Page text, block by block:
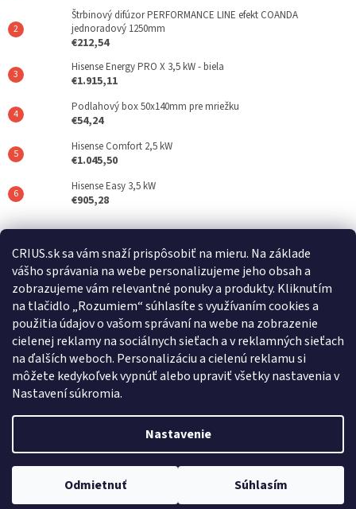
CRIUS.sk sa vám snaží prispôsobiť na mieru. Na základe
vášho správania na webe personalizujeme jeho obsah a
zobrazujeme vám relevantné ponuky a produkty. Kliknutím
na tlačidlo „Rozumiem“ súhlasíte s využívaním cookies a
použitia údajov o vašom správaní na webe na zobrazenie
cielenej reklamy na sociálnych sieťach a v reklamných sieťach
na ďalších weboch. Personalizáciu a cielenú reklamu si
môžete kedykoľvek vypnúť alebo upraviť všetky nastavenia v
Nastavení súkromia.
Nastavenie
Odmietnuť Súhlasím
Štrbinový difúzor PERFORMANCE LINE efekt COANDA
jednoradový 1250mm
€212,54
Hisense Energy PRO X 3,5 kW - biela
€1.915,11
Podlahový box 50x140mm pre mriežku
€54,24
Hisense Comfort 2,5 kW
€1.045,50
Hisense Easy 3,5 kW
€905,28
Posledné hodnotenie produktov
REFLAIR 320 Standard
Hodnotenie produktu je 5 z 5 hviezdičiek.
|
Crius.sk Warmset.sk
Vytvoril Shoptet
Copyright 2026 . Všetky práva vyhradené.